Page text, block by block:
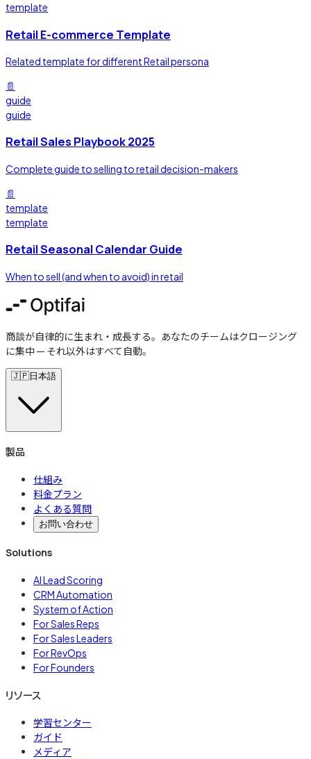
template
Retail E-commerce Template
Related template for different Retail persona
📄
guide
guide
Retail Sales Playbook 2025
Complete guide to selling to retail decision-makers
📄
template
template
Retail Seasonal Calendar Guide
When to sell (and when to avoid) in retail
商談が自律的に生まれ・成長する。あなたのチームはクロージング
に集中 — それ以外はすべて自動。
🇯🇵日本語
製品
仕組み
料金プラン
よくある質問
お問い合わせ
Solutions
AI Lead Scoring
CRM Automation
System of Action
For Sales Reps
For Sales Leaders
For RevOps
For Founders
リソース
学習センター
ガイド
メディア